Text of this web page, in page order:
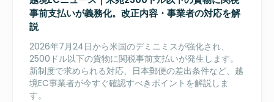
事前支払いが義務化。改正内容・事業者の対応を解
説
2026年7月24日から米国のデミニミスが強化され、
2500ドル以下の貨物に関税事前支払いが発生します。
新制度で求められる対応、日本郵便の差出条件など、越
境EC事業者が今すぐ確認すべきポイントを解説しま
す。